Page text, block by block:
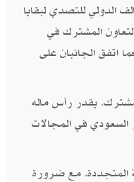
الدولي للتصدي لبقايا
المشترك في
اتفق الجانبان على
يقدر رأس ماله
السعودي في المجالات
المتجددة، مع ضرورة